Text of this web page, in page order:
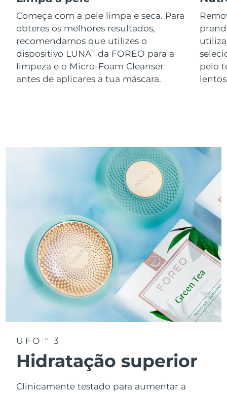
Começa com a pele limpa e seca. Para
obteres os melhores resultados,
recomendamos que utilizes o
dispositivo LUNATM
da FOREO para a
limpeza e o Micro-Foam Cleanser
antes de aplicares a tua máscara.
pelo
UFO TM 3
Hidratação superior
Clinicamente testado para aumentar a